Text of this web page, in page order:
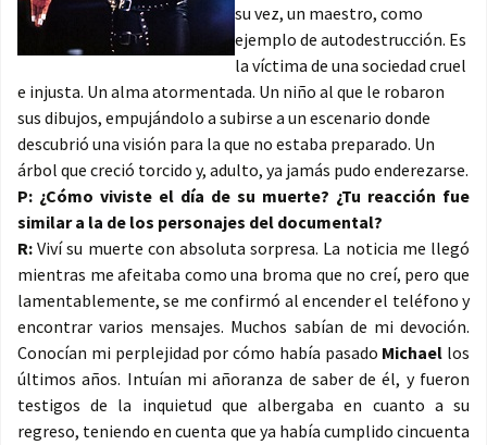
su vez, un maestro, como
ejemplo de autodestrucción. Es
la víctima de una sociedad cruel
e injusta. Un alma atormentada. Un niño al que le robaron
sus dibujos, empujándolo a subirse a un escenario donde
descubrió una visión para la que no estaba preparado. Un
árbol que creció torcido y, adulto, ya jamás pudo enderezarse.
P: ¿Cómo viviste el día de su muerte? ¿Tu reacción fue
similar a la de los personajes del documental?
R: Viví su muerte con absoluta sorpresa. La noticia me llegó
mientras me afeitaba como una broma que no creí, pero que
lamentablemente, se me confirmó al encender el teléfono y
encontrar varios mensajes. Muchos sabían de mi devoción.
Conocían mi perplejidad por cómo había pasado Michael los
últimos años. Intuían mi añoranza de saber de él, y fueron
testigos de la inquietud que albergaba en cuanto a su
regreso, teniendo en cuenta que ya había cumplido cincuenta